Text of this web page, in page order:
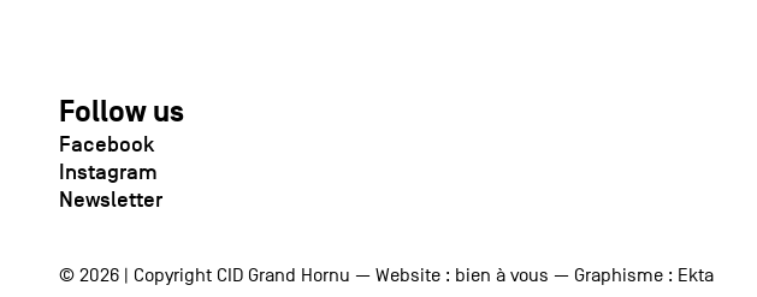
Follow us
Facebook
Instagram
Newsletter
© 2026 | Copyright CID Grand Hornu — Website : bien à vous — Graphisme : Ekta